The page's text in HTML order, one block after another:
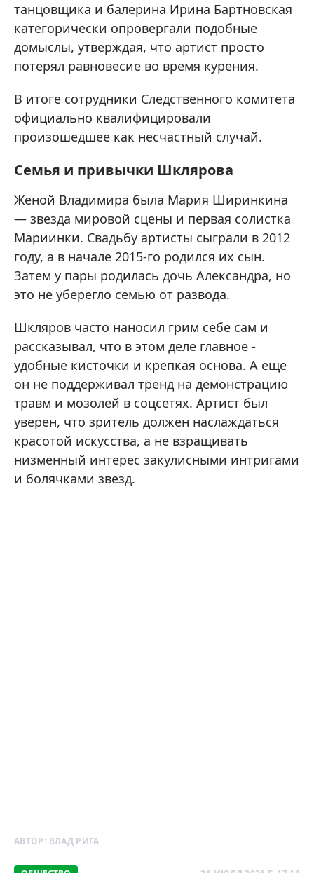
танцовщика и балерина Ирина Бартновская
категорически опровергали подобные
домыслы, утверждая, что артист просто
потерял равновесие во время курения.
В итоге сотрудники Следственного комитета
официально квалифицировали
произошедшее как несчастный случай.
Семья и привычки Шклярова
Женой Владимира была Мария Ширинкина
— звезда мировой сцены и первая солистка
Мариинки. Свадьбу артисты сыграли в 2012
году, а в начале 2015-го родился их сын.
Затем у пары родилась дочь Александра, но
это не уберегло семью от развода.
Шкляров часто наносил грим себе сам и
рассказывал, что в этом деле главное -
удобные кисточки и крепкая основа. А еще
он не поддерживал тренд на демонстрацию
травм и мозолей в соцсетях. Артист был
уверен, что зритель должен наслаждаться
красотой искусства, а не взращивать
низменный интерес закулисными интригами
и болячками звезд.
АВТОР: ВЛАД РИГА